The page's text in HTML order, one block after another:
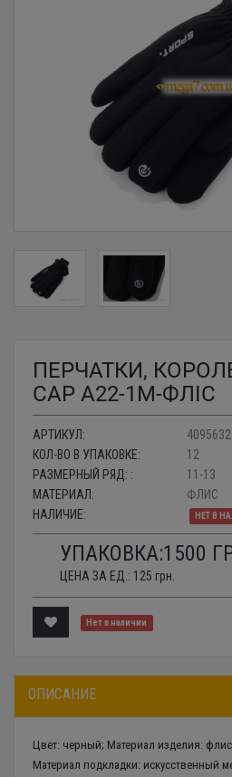
ПЕРЧАТКИ,
CAP A22-1M-ФЛІС
АРТИКУЛ:
КОЛ-ВО В УПАКОВКЕ:
12
РАЗМЕРНЫЙ РЯД: :
11-13
МАТЕРИАЛ:
ФЛИС
НАЛИЧИЕ:
НЕТ В
УПАКОВКА:1500
ЦЕНА ЗА ЕД.: 125 грн.
Нет в наличии
ОПИСАНИЕ
Цвет: черный; Материал изделия:
Материал подкладки: искусственный